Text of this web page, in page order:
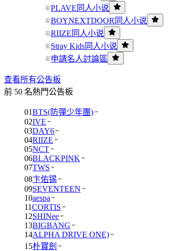
PLAVE同人小说
BOYNEXTDOOR同人小说
RIIZE同人小说
Stray Kids同人小说
申請名人討論區
查看所有公告板
前 50 名熱門公告板
01BTS(防彈少年團)
02IVE
03DAY6
04RIIZE
05NCT
06BLACKPINK
07TWS
08卞佑锡
09SEVENTEEN
10aespa
11CORTIS
12SHINee
13BIGBANG
14ALPHA DRIVE ONE)
15朴寶劍